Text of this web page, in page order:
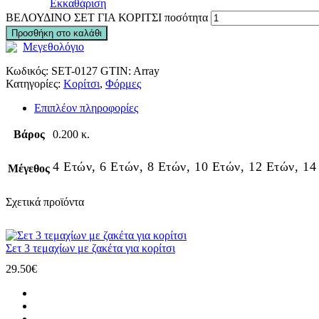
Εκκαθάριση
ΒΕΛΟΥΔΙΝΟ ΣΕΤ ΓΙΑ ΚΟΡΙΤΣΙ ποσότητα
Προσθήκη στο καλάθι
Μεγεθολόγιο
Κωδικός: SET-0127 GTIN: Array
Κατηγορίες: Κορίτσι, Φόρμες
Επιπλέον πληροφορίες
Βάρος 0.200 κ.
Μέγεθος 4 Ετών, 6 Ετών, 8 Ετών, 10 Ετών, 12 Ετών,
Σχετικά προϊόντα
Σετ 3 τεμαχίων με ζακέτα για κορίτσι
29.50€